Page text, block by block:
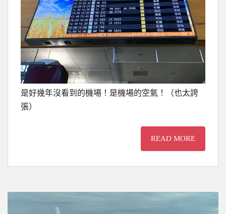
是好幾年沒看到的機場！是機場的空氣！（也太誇
張）
READ MORE